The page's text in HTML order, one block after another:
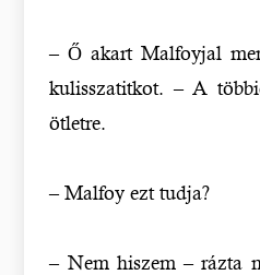
– Ő akart Malfoyjal
kulisszatitkot. – A
ötletre.
– Malfoy ezt tudja?
– Nem hiszem – rázta